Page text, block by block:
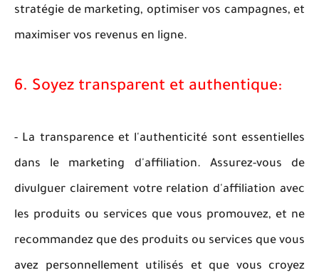
stratégie de marketing, optimiser vos campagnes, et
maximiser vos revenus en ligne.
6. Soyez transparent et authentique:
- La transparence et l'authenticité sont essentielles
dans le marketing d'affiliation. Assurez-vous de
divulguer clairement votre relation d'affiliation avec
les produits ou services que vous promouvez, et ne
recommandez que des produits ou services que vous
avez personnellement utilisés et que vous croyez